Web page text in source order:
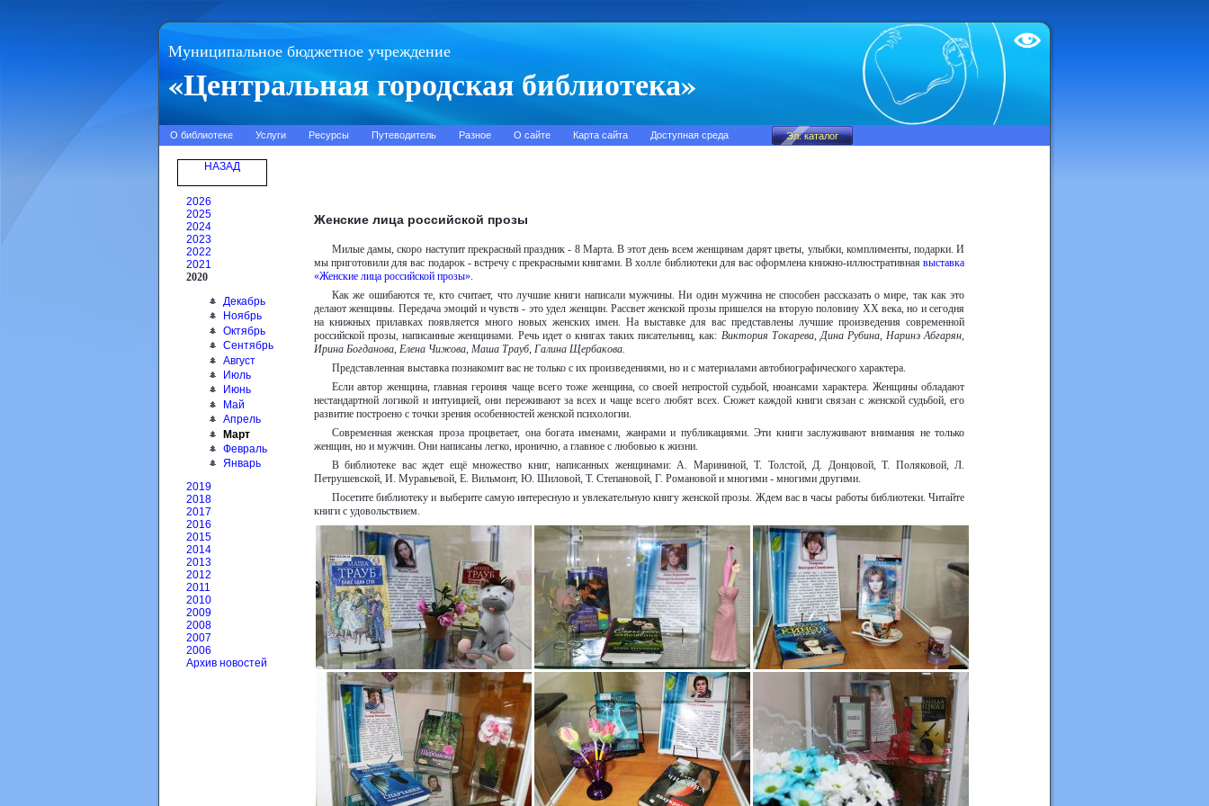
Муниципальное бюджетное учреждение
«Центральная городская библиотека»
Test
О библиотеке Услуги Ресурсы Путеводитель Разное О сайте Карта сайта Доступная среда
НАЗАД
2026
2025
2024
2023
2022
2021
2020
Декабрь
Ноябрь
Октябрь
Сентябрь
Август
Июль
Июнь
Май
Апрель
Март
Февраль
Январь
2019
2018
2017
2016
2015
2014
2013
2012
2011
2010
2009
2008
2007
2006
Архив новостей
Женские лица российской прозы
Милые дамы, скоро наступит прекрасный праздник - 8 Марта. В этот день всем женщинам дарят цветы, улыбки, комплименты, подарки. И
мы приготовили для вас подарок - встречу с прекрасными книгами. В холле библиотеки для вас оформлена книжно-иллюстративнаявыставка
«Женские лица российской прозы».
Как же ошибаются те, кто считает, что лучшие книги написали мужчины. Ни один мужчина не способен рассказать о мире, так как это
делают женщины. Передача эмоций и чувств - это удел женщин. Рассвет женской прозы пришелся на вторую половину ХХ века, но и сегодня
на книжных прилавках появляется много новых женских имен. На выставке для вас представлены лучшие произведения современной
российской прозы, написанные женщинами. Речь идет о книгах таких писательниц, как: Виктория Токарева, Дина Рубина, Наринэ Абгарян,
Ирина Богданова, Елена Чижова, Маша Трауб, Галина Щербакова.
Представленная выставка познакомит вас не только с их произведениями, но и с материалами автобиографического характера.
Если автор женщина, главная героиня чаще всего тоже женщина, со своей непростой судьбой, нюансами характера. Женщины обладают
нестандартной логикой и интуицией, они переживают за всех и чаще всего любят всех. Сюжет каждой книги связан с женской судьбой, его
развитие построено с точки зрения особенностей женской психологии.
Современная женская проза процветает, она богата именами, жанрами и публикациями. Эти книги заслуживают внимания не только
женщин, но и мужчин. Они написаны легко, иронично, а главное с любовью к жизни.
В библиотеке вас ждет ещё множество книг, написанных женщинами: А. Марининой, Т. Толстой, Д. Донцовой, Т. Поляковой, Л.
Петрушевской, И. Муравьевой, Е. Вильмонт, Ю. Шиловой, Т. Степановой, Г. Романовой и многими - многими другими.
Посетите библиотеку и выберите самую интересную и увлекательную книгу женской прозы. Ждем вас в часы работы библиотеки. Читайте
книги с удовольствием.